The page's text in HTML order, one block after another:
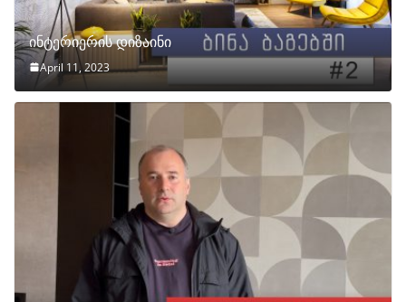
ინტერიერის დიზაინი
April 11, 2023